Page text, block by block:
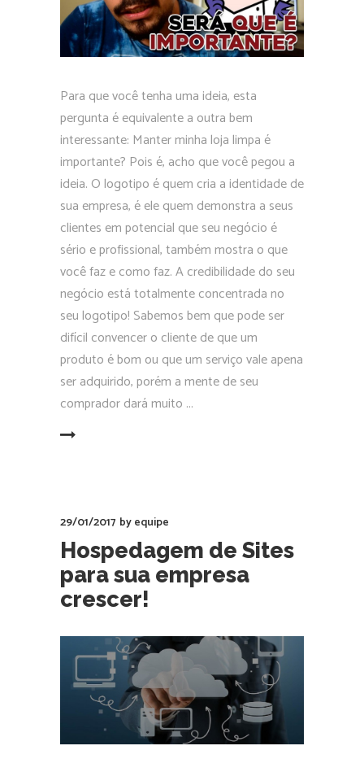
Para que você tenha uma ideia, esta
pergunta é equivalente a outra bem
interessante: Manter minha loja limpa é
importante? Pois é, acho que você pegou a
ideia. O logotipo é quem cria a identidade de
sua empresa, é ele quem demonstra a seus
clientes em potencial que seu negócio é
sério e profissional, também mostra o que
você faz e como faz. A credibilidade do seu
negócio está totalmente concentrada no
seu logotipo! Sabemos bem que pode ser
difícil convencer o cliente de que um
produto é bom ou que um serviço vale apena
ser adquirido, porém a mente de seu
comprador dará muito
29/01/2017 byequipe
Hospedagem de Sites
para sua empresa
crescer!